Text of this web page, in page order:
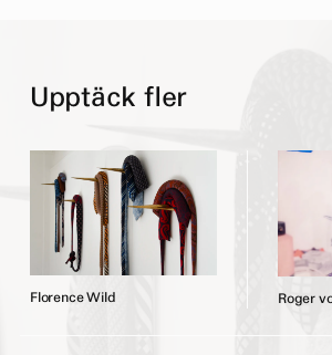
Upptäck fler
FlorenceWild Roger v